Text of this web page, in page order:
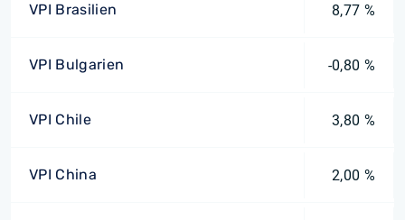
VPI Brasilien 8,77 %
VPI Bulgarien -0,80 %
VPI Chile 3,80 %
VPI China 2,00 %